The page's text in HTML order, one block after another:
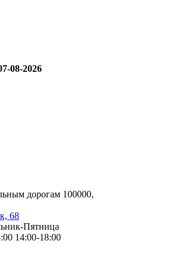
08-2026
дорогам 100000,
68
Пятница
14:00-18:00